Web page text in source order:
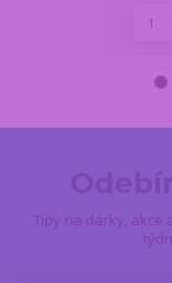
Tipy na dárky, akce